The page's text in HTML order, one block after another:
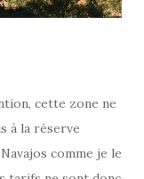
cette zone ne
à la réserve
comme je le